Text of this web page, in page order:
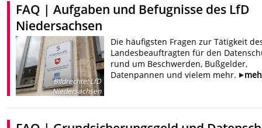
FAQ | Aufgaben und Befugnisse des LfD
Niedersachsen
Bildrechte:LfD
Niedersachsen
Die häufigsten Fragen zur Tätigkeit
Landesbeauftragten für den
rund um Beschwerden, Bußgelder,
Datenpannen und vielem mehr.